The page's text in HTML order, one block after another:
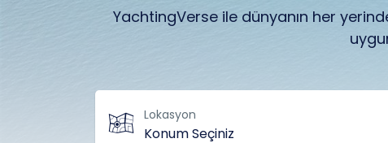
YachtingVerse ile dünyanın her
Lokasyon